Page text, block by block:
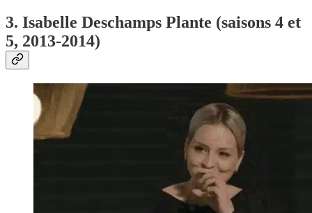
3. Isabelle Deschamps Plante (saisons 4 et
5, 2013-2014)